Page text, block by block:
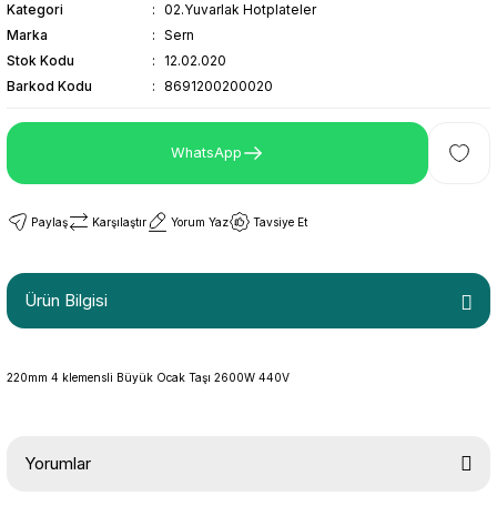
Kategori
02.Yuvarlak Hotplateler
Marka
Sern
Stok Kodu
12.02.020
Barkod Kodu
8691200200020
WhatsApp
Paylaş Karşılaştır Yorum Yaz Tavsiye Et
Ürün Bilgisi
220mm 4 klemensli Büyük Ocak Taşı 2600W 440V
Yorumlar